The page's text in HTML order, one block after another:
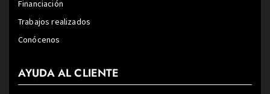
Financiación
Trabajos realizados
Conócenos
AYUDA AL CLIENTE